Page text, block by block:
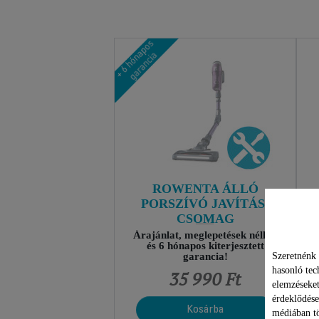
ROWENTA ÁLLÓ
PORSZÍVÓ JAVÍTÁSI
CSOMAG
Árajánlat, meglepetések nélkül
és 6 hónapos kiterjesztett
garancia!
35 990 Ft
Kosárba
hasonló
médiában